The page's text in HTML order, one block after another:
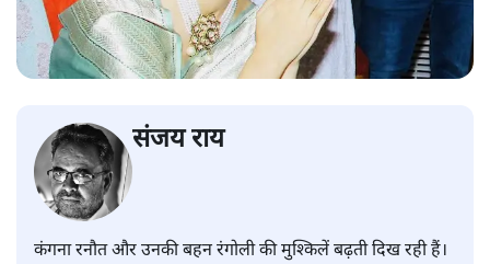
संजय राय
कंगना रनौत और उनकी बहन रंगोली की मुश्किलें बढ़ती दिख रही हैं।